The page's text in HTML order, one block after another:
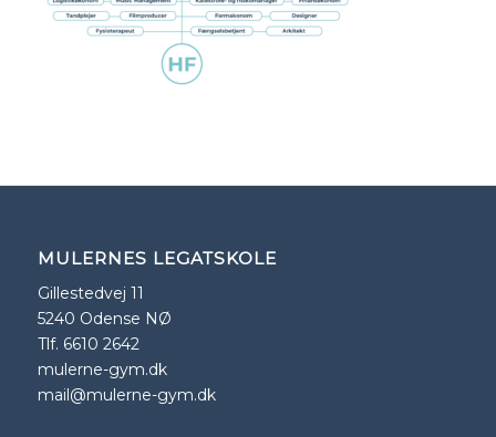
MULERNES LEGATSKOLE
Gillestedvej 11
5240 Odense NØ
Tlf. 6610 2642
mulerne-gym.dk
mail@mulerne-gym.dk